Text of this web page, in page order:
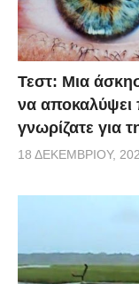
Τεστ: Μια
να
γνωρίζατε για
18 ΔΕΚΕΜΒΡΊΟΥ,